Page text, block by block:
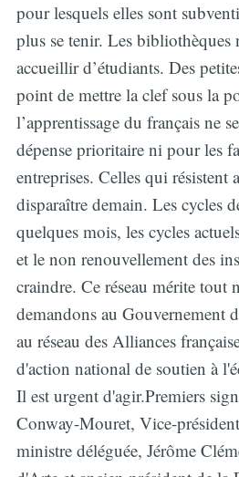
pour lesquels elles sont
plus se tenir. Les bibliothèques
accueillir d’étudiants. Des
point de mettre la clef sous la
l’apprentissage du français ne
dépense prioritaire ni pour les
entreprises. Celles qui résistent
disparaître demain. Les cycles
quelques mois, les cycles
et le non renouvellement des
craindre. Ce réseau mérite tout
demandons au Gouvernement
au réseau des Alliances
d'action national de soutien à
Il est urgent d'agir.Premiers
Conway-Mouret, Vice-
ministre déléguée, Jérôme